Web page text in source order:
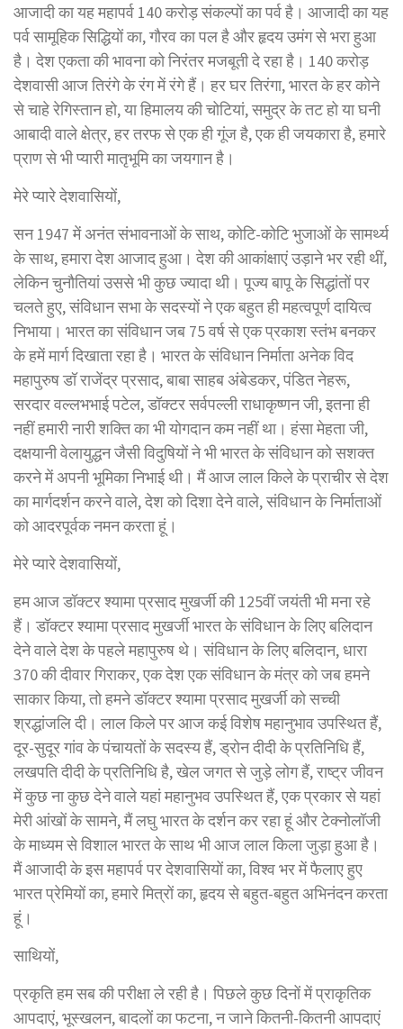
आजादी का यह महापर्व 140 करोड़ संकल्पों का पर्व है। आजादी का यह
पर्व सामूहिक सिद्धियों का, गौरव का पल है और हृदय उमंग से भरा हुआ
है। देश एकता की भावना को निरंतर मजबूती दे रहा है। 140 करोड़
देशवासी आज तिरंगे के रंग में रंगे हैं। हर घर तिरंगा, भारत के हर कोने
से चाहे रेगिस्तान हो, या हिमालय की चोटियां, समुद्र के तट हो या घनी
आबादी वाले क्षेत्र, हर तरफ से एक ही गूंज है, एक ही जयकारा है, हमारे
प्राण से भी प्यारी मातृभूमि का जयगान है।
मेरे प्यारे देशवासियों,
सन 1947 में अनंत संभावनाओं के साथ, कोटि-कोटि भुजाओं के सामर्थ्य
के साथ, हमारा देश आजाद हुआ। देश की आकांक्षाएं उड़ाने भर रही थीं,
लेकिन चुनौतियां उससे भी कुछ ज्यादा थी। पूज्य बापू के सिद्धांतों पर
चलते हुए, संविधान सभा के सदस्यों ने एक बहुत ही महत्वपूर्ण दायित्व
निभाया। भारत का संविधान जब 75 वर्ष से एक प्रकाश स्तंभ बनकर
के हमें मार्ग दिखाता रहा है। भारत के संविधान निर्माता अनेक विद
महापुरुष डॉ राजेंद्र प्रसाद, बाबा साहब अंबेडकर, पंडित नेहरू,
सरदार वल्लभभाई पटेल, डॉक्टर सर्वपल्ली राधाकृष्णन जी, इतना ही
नहीं हमारी नारी शक्ति का भी योगदान कम नहीं था। हंसा मेहता जी,
दक्षयानी वेलायुद्धन जैसी विदुषियों ने भी भारत के संविधान को सशक्त
करने में अपनी भूमिका निभाई थी। मैं आज लाल किले के प्राचीर से देश
का मार्गदर्शन करने वाले, देश को दिशा देने वाले, संविधान के निर्माताओं
को आदरपूर्वक नमन करता हूं।
मेरे प्यारे देशवासियों,
हम आज डॉक्टर श्यामा प्रसाद मुखर्जी की 125वीं जयंती भी मना रहे
हैं। डॉक्टर श्यामा प्रसाद मुखर्जी भारत के संविधान के लिए बलिदान
देने वाले देश के पहले महापुरुष थे। संविधान के लिए बलिदान, धारा
370 की दीवार गिराकर, एक देश एक संविधान के मंत्र को जब हमने
साकार किया, तो हमने डॉक्टर श्यामा प्रसाद मुखर्जी को सच्ची
श्रद्धांजलि दी। लाल किले पर आज कई विशेष महानुभाव उपस्थित हैं,
दूर-सुदूर गांव के पंचायतों के सदस्य हैं, ड्रोन दीदी के प्रतिनिधि हैं,
लखपति दीदी के प्रतिनिधि है, खेल जगत से जुड़े लोग हैं, राष्ट्र जीवन
में कुछ ना कुछ देने वाले यहां महानुभव उपस्थित हैं, एक प्रकार से यहां
मेरी आंखों के सामने, मैं लघु भारत के दर्शन कर रहा हूं और टेक्नोलॉजी
के माध्यम से विशाल भारत के साथ भी आज लाल किला जुड़ा हुआ है।
मैं आजादी के इस महापर्व पर देशवासियों का, विश्व भर में फैलाए हुए
भारत प्रेमियों का, हमारे मित्रों का, हृदय से बहुत-बहुत अभिनंदन करता
हूं।
साथियों,
प्रकृति हम सब की परीक्षा ले रही है। पिछले कुछ दिनों में प्राकृतिक
आपदाएं, भूस्खलन, बादलों का फटना, न जाने कितनी-कितनी आपदाएं